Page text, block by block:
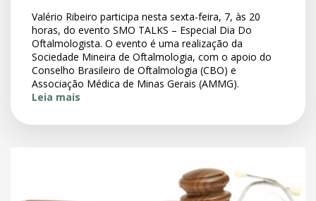
Valério Ribeiro participa nesta sexta-feira, 7, às 20
horas, do evento SMO TALKS – Especial Dia Do
Oftalmologista. O evento é uma realização da
Sociedade Mineira de Oftalmologia, com o apoio do
Conselho Brasileiro de Oftalmologia (CBO) e
Associação Médica de Minas Gerais (AMMG).
Leia mais